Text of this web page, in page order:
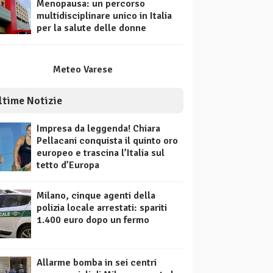
Menopausa: un percorso
multidisciplinare unico in Italia
per la salute delle donne
Meteo Varese
Notizie
Impresa da leggenda! Chiara
Pellacani conquista il quinto oro
europeo e trascina l’Italia sul
tetto d’Europa
Milano, cinque agenti della
polizia locale arrestati: spariti
1.400 euro dopo un fermo
Allarme bomba in sei centri